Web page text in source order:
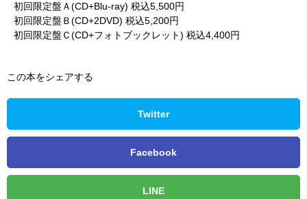
初回限定盤Ａ(CD+Blu-ray) 税込5,500円
初回限定盤Ｂ(CD+2DVD) 税込5,200円
初回限定盤Ｃ(CD+フォトブックレット) 税込4,400円
この本をシェアする
Twitter
Facebook
LINE